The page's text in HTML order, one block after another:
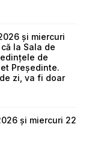
și miercuri
la Sala de
de
Președinte.
zi, va fi doar
și miercuri 22